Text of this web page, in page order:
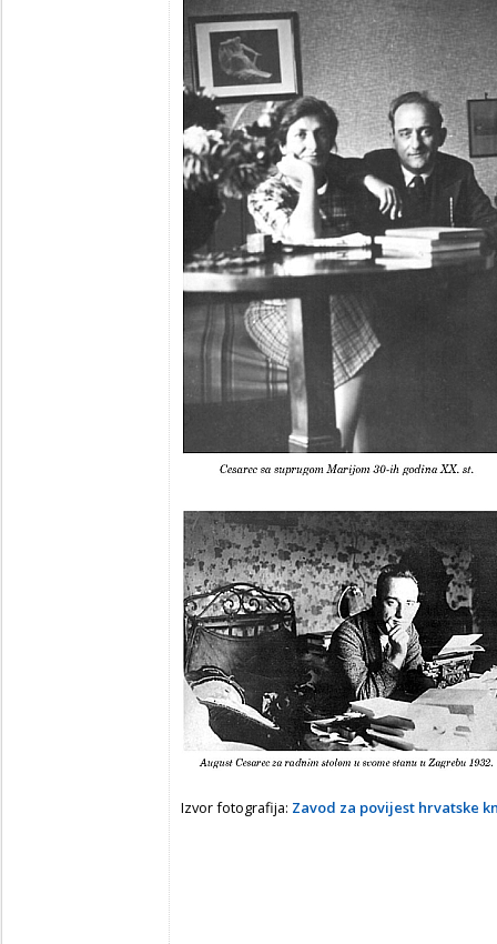
Izvor fotografija: Zavod za povijest hrvatske